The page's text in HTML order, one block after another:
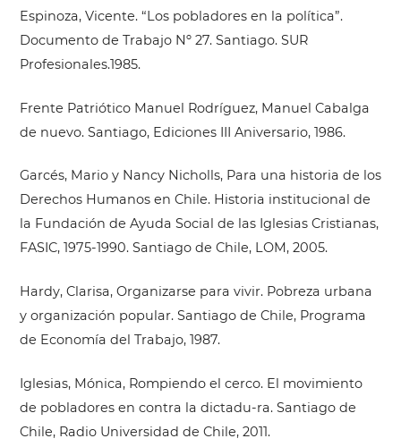
Espinoza, Vicente. “Los pobladores en la política”.
Documento de Trabajo Nº 27. Santiago. SUR
Profesionales.1985.
Frente Patriótico Manuel Rodríguez, Manuel Cabalga
de nuevo. Santiago, Ediciones III Aniversario, 1986.
Garcés, Mario y Nancy Nicholls, Para una historia de los
Derechos Humanos en Chile. Historia institucional de
la Fundación de Ayuda Social de las Iglesias Cristianas,
FASIC, 1975-1990. Santiago de Chile, LOM, 2005.
Hardy, Clarisa, Organizarse para vivir. Pobreza urbana
y organización popular. Santiago de Chile, Programa
de Economía del Trabajo, 1987.
Iglesias, Mónica, Rompiendo el cerco. El movimiento
de pobladores en contra la dictadu-ra. Santiago de
Chile, Radio Universidad de Chile, 2011.